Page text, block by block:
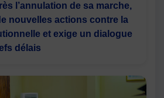
l’annulation de sa marche,
nouvelles actions contre la
et exige un dialogue
délais